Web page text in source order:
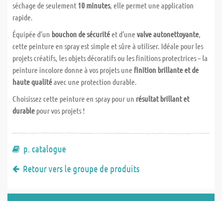
séchage de seulement 10 minutes, elle permet une application
rapide.
Équipée d’un bouchon de sécuritéet d’unevalve autonettoyante,
cette peinture en spray est simple et sûre à utiliser. Idéale pour les
projets créatifs, les objets décoratifs ou les finitions protectrices – la
peinture incolore donne à vos projets une finition brillante et de
haute qualitéavec une protection durable.
Choisissez cette peinture en spray pour un résultat brillant et
durable pour vos projets !
p. catalogue
Retour vers le groupe de produits